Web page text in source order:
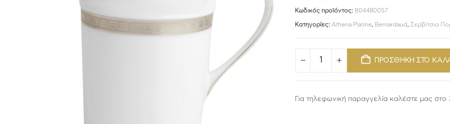
Κωδικός προϊόντος: B04480057
Κατηγορίες: Athena Platine, Bernardaud , Σερβίτσια
ΠΡΟΣΘΗΚΗ ΣΤΟ
Για τηλεφωνική παραγγελία καλέστε μας στο